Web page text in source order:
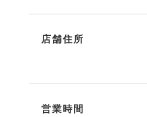
店舗住所
営業時間